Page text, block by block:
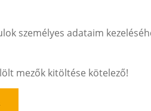
személyes adataim
mezők kitöltése kötelező!